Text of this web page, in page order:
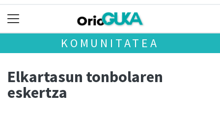
KOMUNITATEA
Elkartasun tonbolaren
eskertza